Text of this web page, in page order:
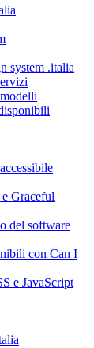
system .italia
Graceful
del software
con Can I
e JavaScript